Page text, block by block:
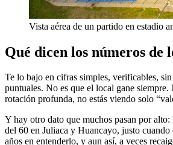
Vista aérea de un partido en estadio
Qué dicen los números de
Te lo bajo en cifras simples, verificables,
puntuales. No es que el local gane
rotación profunda, no estás viendo solo
Y hay otro dato que muchos pasan por
del 60 en Juliaca y Huancayo, justo
años en entenderlo, y aun así, a veces